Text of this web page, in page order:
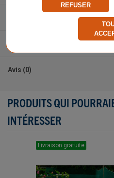
Avis (0)
PRODUITS QUI
INTÉRESSER
Livraison gratuite
REFUSER